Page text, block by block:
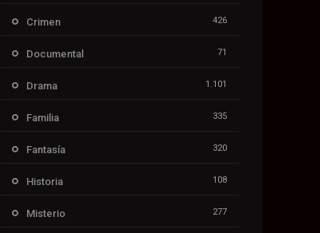
Crimen 426
Documental 71
Drama 1.101
Familia 335
Fantasía 320
Historia 108
Misterio 277